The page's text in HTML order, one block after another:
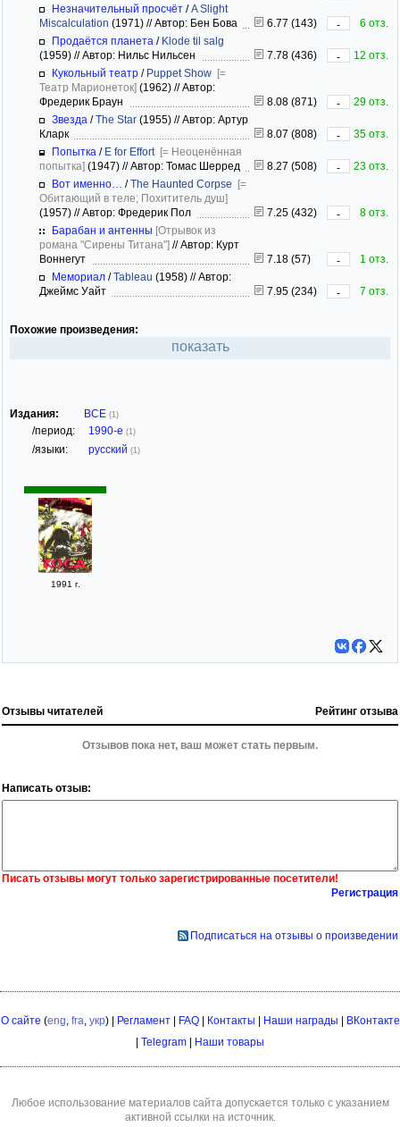
Незначительный просчёт /A Slight
Miscalculation (1971) //Автор: Бен Бова 6.77 (143) -
6 отз.
Продаётся планета / Klode til salg
(1959) //Автор: Нильс Нильсен 7.78 (436) -
12 отз.
Кукольный театр / Puppet Show [=
Театр Марионеток] (1962) //Автор:
Фредерик Браун
8.08 (871) -
29 отз.
Звезда /The Star (1955) //Автор: Артур
Кларк
8.07 (808) -
35 отз.
Попытка / E for Effort [= Неоценённая
попытка] (1947) //Автор: Томас Шерред 8.27 (508) -
23 отз.
Вот именно…
/The Haunted Corpse [=
Обитающий в теле; Похититель душ]
(1957) //Автор: Фредерик Пол 7.25 (432) -
8 отз.
Барабан и антенны [Отрывок из
романа "Сирены Титана"] //Автор: Курт
Воннегут
7.18 (57) -
1 отз.
Мемориал /Tableau (1958) //Автор:
Джеймс Уайт
7.95 (234) - 7 отз.
Похожие произведения:
показать
Издания: ВСЕ (1)
/период: 1990-е (1)
/языки: русский (1)
1991 г.
Отзывы читателей Рейтинг отзыва
Отзывов пока нет, ваш может стать первым.
Написать отзыв:
Писать отзывы могут только зарегистрированные посетители!
Регистрация
Подписаться на отзывы о произведении
О сайте (eng, fra, укр) | Регламент| FAQ| Контакты Наши награды
ВКонтакте
Telegram Наши товары
Любое использование материалов сайта допускается только с указанием
активной ссылки на источник.